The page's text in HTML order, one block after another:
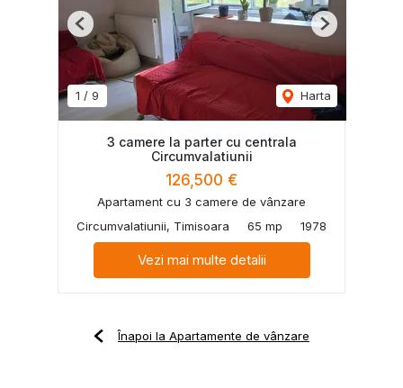
1 / 9 Harta
Previous Next
3 camere la parter cu centrala
Circumvalatiunii
126,500 €
Apartament cu 3 camere de vânzare
Circumvalatiunii, Timisoara
65 mp 1978
Vezi mai multe detalii
Înapoi la Apartamente de vânzare